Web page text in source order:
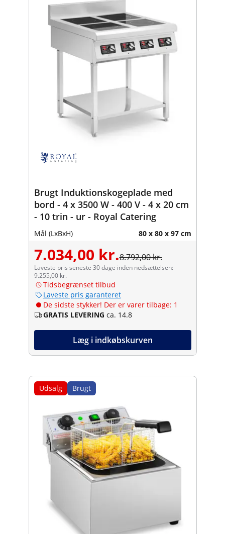
Brugt Induktionskogeplade med
bord - 4 x 3500 W - 400 V - 4 x 20 cm
- 10 trin - ur - Royal Catering
Mål (LxBxH) 80 x 80 x 97 cm
7.034,00 kr.8.792,00 kr.
Laveste pris seneste 30 dage inden nedsættelsen:
9.255,00 kr.
Tidsbegrænset tilbud
Laveste pris garanteret
De sidste stykker! Der er varer tilbage: 1
GRATIS LEVERING ca. 14.8
Læg i indkøbskurven
Udsalg Brugt